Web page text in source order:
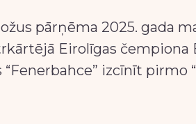
pārņēma 2025. gada
Eirolīgas čempiona
“Fenerbahce” izcīnīt